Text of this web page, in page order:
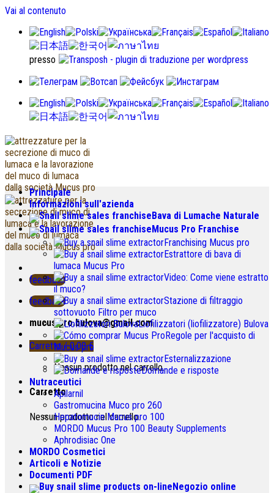
Vai al contenuto
presso
feedback
feedback
mucus.pro.bulova@gmail.com
Carretto /0.00€
Nessun prodotto nel carrello.
Carretto
Nessun prodotto nel carrello.
Principale
Informazioni sull'azienda
Bava di Lumache Naturale
Mucus Pro Franchise
Franchising Mucus pro
Estrattore di bava di
lumaca Mucus Pro
Video: Come viene estratto
il muco?
Stazione di filtraggio
sottovuoto Filtro per muco
Liofilizzatori (liofilizzatore) Bulova
Regole per l'acquisto di
Mucus pro
Esternalizzazione
Domande e risposte
Nutraceutici
Apilarnil
Gastromucina Muco pro 260
Hepatomucin Mucus pro 100
MORDO Mucus Pro 100 Beauty Supplements
Aphrodisiac One
MORDO Cosmetici
Articoli e Notizie
Documenti PDF
Negozio online